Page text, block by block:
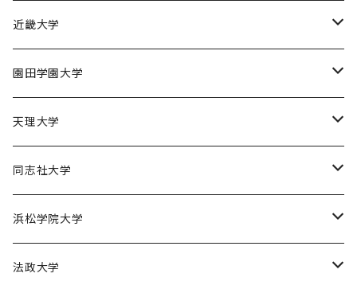
京都産業大学男子バスケットボール部
近畿大学
近畿大学体育会バスケットボール部
園田学園大学
園田学園大学ソフトボール部
園田学園大学陸上競技部
園田学園大学バスケットボール部
天理大学
天理大学男子バスケットボール部
天理大学女子バスケットボール部
天理大学男子バレーボール部
同志社大学
同志社大学体育会バスケットボール部
同志社大学体育会サッカー部
浜松学院大学
浜松学院大学男子バスケットボール部
法政大学